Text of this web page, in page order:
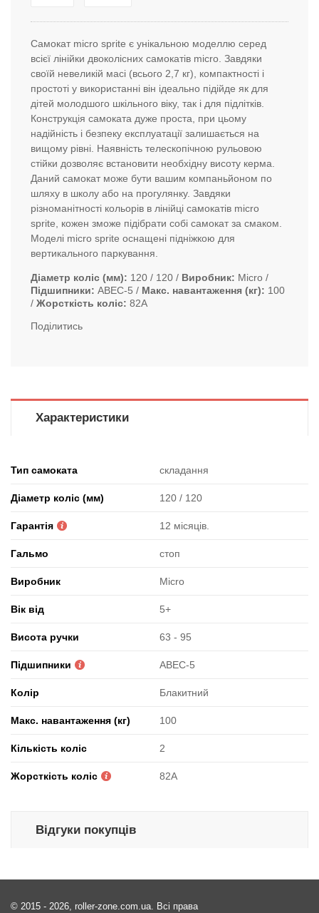
Самокат micro sprite є унікальною моделлю серед
всієї лінійки двоколісних самокатів micro. Завдяки
своїй невеликій масі (всього 2,7 кг), компактності і
простоті у використанні він ідеально підійде як для
дітей молодшого шкільного віку, так і для підлітків.
Конструкція самоката дуже проста, при цьому
надійність і безпеку експлуатації залишається на
вищому рівні. Наявність телескопічною рульовою
стійки дозволяє встановити необхідну висоту керма.
Даний самокат може бути вашим компаньйоном по
шляху в школу або на прогулянку. Завдяки
різноманітності кольорів в лінійці самокатів micro
sprite, кожен зможе підібрати собі самокат за смаком.
Моделі micro sprite оснащені підніжкою для
вертикального паркування.
Діаметр коліс (мм) 120 / 120 Виробник
Micro
Підшипники
ABEC-5 Макс. навантаження (кг)
100
Жорсткість коліс 82А
Поділитись
Характеристики
Тип самоката складання
Діаметр коліс (мм) 120 / 120
Гарантія 12 місяців.
Гальмо стоп
Виробник Micro
Вік від 5+
Висота ручки 63 - 95
Підшипники ABEC-5
Колір Блакитний
Макс. навантаження (кг) 100
Кількість коліс 2
Жорсткість коліс 82А
Відгуки покупців
© 2015 - 2026, roller-zone.com.ua. Всі права